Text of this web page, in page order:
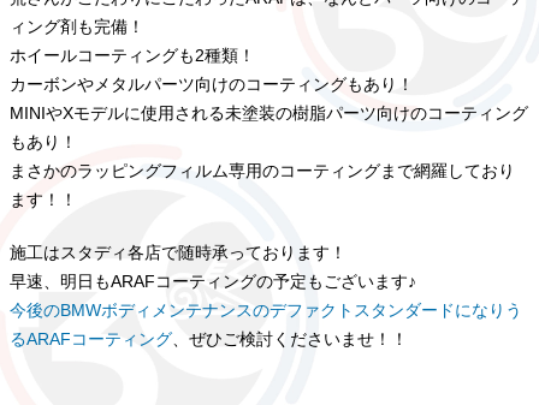
ィング剤も完備！
ホイールコーティングも2種類！
カーボンやメタルパーツ向けのコーティングもあり！
MINIやXモデルに使用される未塗装の樹脂パーツ向けのコーティング
もあり！
まさかのラッピングフィルム専用のコーティングまで網羅しており
ます！！
施工はスタディ各店で随時承っております！
早速、明日もARAFコーティングの予定もございます♪
今後のBMWボディメンテナンスのデファクトスタンダードになりう
るARAFコーティング 、ぜひご検討くださいませ！！